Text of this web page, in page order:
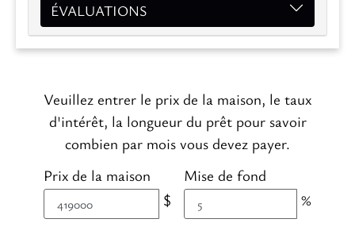
ÉVALUATIONS
Veuillez entrer le prix de la maison, le taux
d'intérêt, la longueur du prêt pour savoir
combien par mois vous devez payer.
Prix de la maison
$
Mise de fond
%